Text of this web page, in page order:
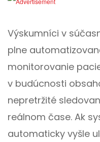
Výskumníci v
plne
monitorovanie
v budúcnosti
nepretržité
reálnom čase. Ak
automaticky vyšle